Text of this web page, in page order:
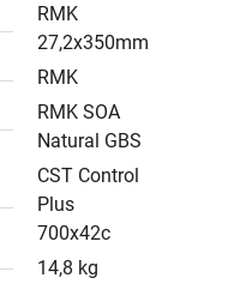
RMK
27,2x350mm
RMK
RMK SOA
Natural GBS
CST Control
Plus
700x42c
14,8 kg